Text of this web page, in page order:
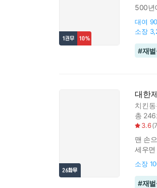
500년
대여
소장
#재
대한
치킨
총
3.6(7
맨 손
세우면
소장
#재